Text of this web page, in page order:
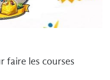
faire les courses